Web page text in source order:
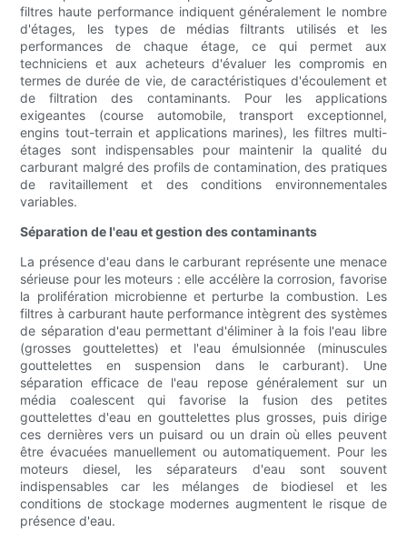
filtres haute performance indiquent généralement le nombre
d'étages, les types de médias filtrants utilisés et les
performances de chaque étage, ce qui permet aux
techniciens et aux acheteurs d'évaluer les compromis en
termes de durée de vie, de caractéristiques d'écoulement et
de filtration des contaminants. Pour les applications
exigeantes (course automobile, transport exceptionnel,
engins tout-terrain et applications marines), les filtres multi-
étages sont indispensables pour maintenir la qualité du
carburant malgré des profils de contamination, des pratiques
de ravitaillement et des conditions environnementales
variables.
Séparation de l'eau et gestion des contaminants
La présence d'eau dans le carburant représente une menace
sérieuse pour les moteurs : elle accélère la corrosion, favorise
la prolifération microbienne et perturbe la combustion. Les
filtres à carburant haute performance intègrent des systèmes
de séparation d'eau permettant d'éliminer à la fois l'eau libre
(grosses gouttelettes) et l'eau émulsionnée (minuscules
gouttelettes en suspension dans le carburant). Une
séparation efficace de l'eau repose généralement sur un
média coalescent qui favorise la fusion des petites
gouttelettes d'eau en gouttelettes plus grosses, puis dirige
ces dernières vers un puisard ou un drain où elles peuvent
être évacuées manuellement ou automatiquement. Pour les
moteurs diesel, les séparateurs d'eau sont souvent
indispensables car les mélanges de biodiesel et les
conditions de stockage modernes augmentent le risque de
présence d'eau.